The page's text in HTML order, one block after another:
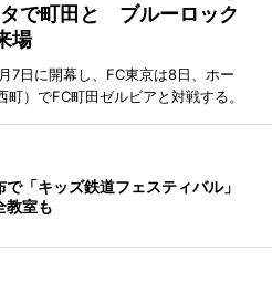
で町田と ブルーロック
場
7日に開幕し、FC東京は8日、ホー
）でFC町田ゼルビアと対戦する。
で「キッズ鉄道フェスティバル」
教室も